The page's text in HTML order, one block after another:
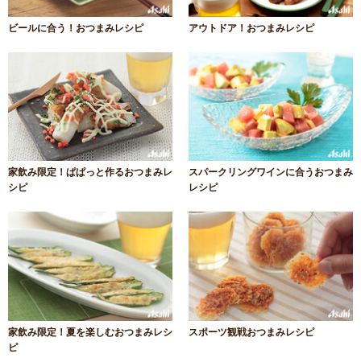
ビールに合う！おつまみレシピ アウトドア！おつまみレシピ
家飲み限定！ぱぱっと作るおつまみレ
シピ
スパークリングワインに合うおつまみ
レシピ
家飲み限定！夏を楽しむおつまみレシ
ピ
スポーツ観戦おつまみレシピ